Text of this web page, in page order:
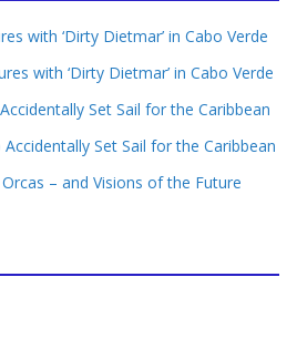
with ‘Dirty Dietmar’ in Cabo Verde
with ‘Dirty Dietmar’ in Cabo Verde
Set Sail for the Caribbean
Set Sail for the Caribbean
– and Visions of the Future